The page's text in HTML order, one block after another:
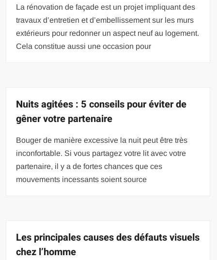
La rénovation de façade est un projet impliquant des
travaux d’entretien et d’embellissement sur les murs
extérieurs pour redonner un aspect neuf au logement.
Cela constitue aussi une occasion pour
Nuits agitées : 5 conseils pour éviter de
gêner votre partenaire
Bouger de manière excessive la nuit peut être très
inconfortable. Si vous partagez votre lit avec votre
partenaire, il y a de fortes chances que ces
mouvements incessants soient source
Les principales causes des défauts visuels
chez l’homme